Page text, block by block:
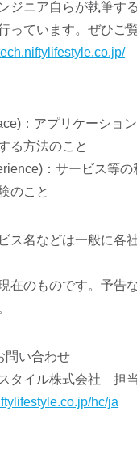
ジニア自らが執筆す
っています。ぜひご
：アプリケーショ
る方法のこと
：サービス等
のこと
ス名などは⼀般に各
在のものです。予告
問い合わせ
タイル株式会社 担
hc/ja